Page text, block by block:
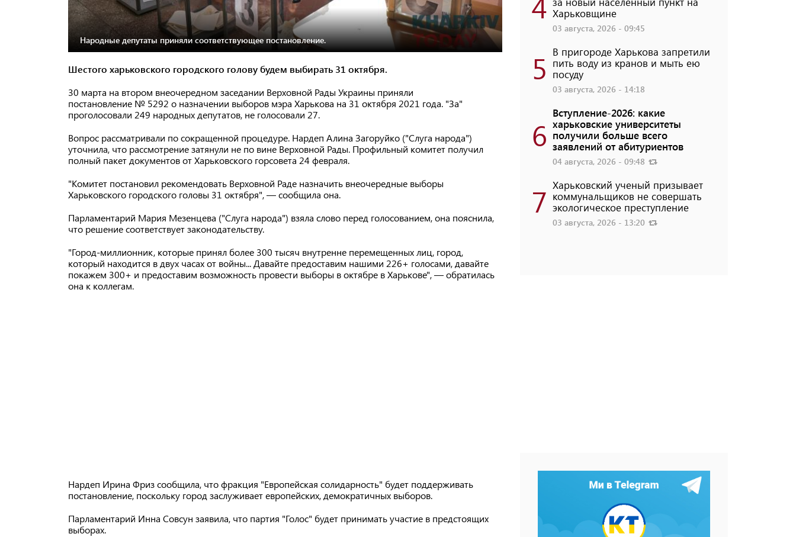
Народные депутаты приняли соответствующее постановление.
Шестого харьковского городского голову будем выбирать 31 октября.
30 марта на втором внеочередном заседании Верховной Рады Украины приняли
постановление № 5292 о назначении выборов мэра Харькова на 31 октября 2021 года. "За"
проголосовали 249 народных депутатов, не голосовали 27.
Вопрос рассматривали по сокращенной процедуре. Нардеп Алина Загоруйко ("Слуга народа")
уточнила, что рассмотрение затянули не по вине Верховной Рады. Профильный комитет получил
полный пакет документов от Харьковского горсовета 24 февраля.
"Комитет постановил рекомендовать Верховной Раде назначить внеочередные выборы
Харьковского городского головы 31 октября", — сообщила она.
Парламентарий Мария Мезенцева ("Слуга народа") взяла слово перед голосованием, она пояснила,
что решение соответствует законодательству.
"Город-миллионник, которые принял более 300 тысяч внутренне перемещенных лиц, город,
который находится в двух часах от войны... Давайте предоставим нашими 226+ голосами, давайте
покажем 300+ и предоставим возможность провести выборы в октябре в Харькове", — обратилась
она к коллегам.
Нардеп Ирина Фриз сообщила, что фракция "Европейская солидарность" будет поддерживать
постановление, поскольку город заслуживает европейских, демократичных выборов.
Парламентарий Инна Совсун заявила, что партия "Голос" будет принимать участие в предстоящих
выборах.
Харьковщине
03 августа, 2026 - 09:45
5 В пригороде Харькова запретили
пить воду из кранов и мыть ею
посуду
03 августа, 2026 - 14:18
6
Вступление-2026: какие
харьковские университеты
получили больше всего
заявлений от абитуриентов
04 августа, 2026 - 09:48
7 Харьковский ученый призывает
коммунальщиков не совершать
экологическое преступление
03 августа, 2026 - 13:20